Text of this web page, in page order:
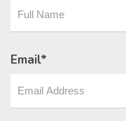
Email*